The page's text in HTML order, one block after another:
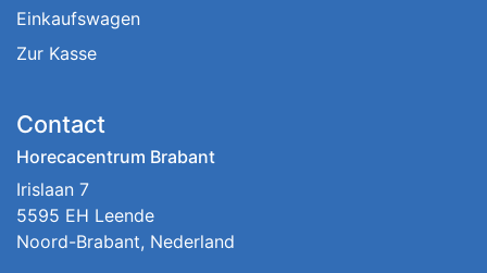
Einkaufswagen
Zur Kasse
Contact
Horecacentrum Brabant
Irislaan 7
5595 EH Leende
Noord-Brabant, Nederland